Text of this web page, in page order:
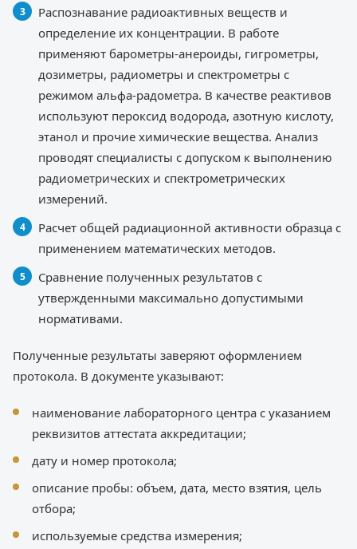
Распознавание радиоактивных веществ и
определение их концентрации. В работе
применяют барометры-анероиды, гигрометры,
дозиметры, радиометры и спектрометры с
режимом альфа-радометра. В качестве реактивов
используют пероксид водорода, азотную кислоту,
этанол и прочие химические вещества. Анализ
проводят специалисты с допуском к выполнению
радиометрических и спектрометрических
измерений.
Расчет общей радиационной активности образца с
применением математических методов.
Сравнение полученных результатов с
утвержденными максимально допустимыми
нормативами.
Полученные результаты заверяют оформлением
протокола. В документе указывают:
наименование лабораторного центра с указанием
реквизитов аттестата аккредитации;
дату и номер протокола;
описание пробы: объем, дата, место взятия, цель
отбора;
используемые средства измерения;